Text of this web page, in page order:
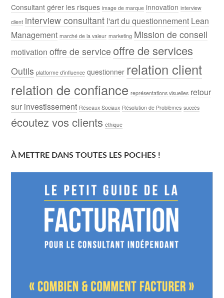
Consultant gérer les risques image de marque innovation interview
client interview consultant l'art du questionnement Lean
Management marché de la valeur marketing Mission de conseil
motivation offre de service offre de services
Outils platforme d'influence questionner relation client
relation de confiance représentations visuelles retour
sur investissement Réseaux Sociaux Résolution de Problèmes succès
écoutez vos clients éthique
À METTRE DANS TOUTES LES POCHES !